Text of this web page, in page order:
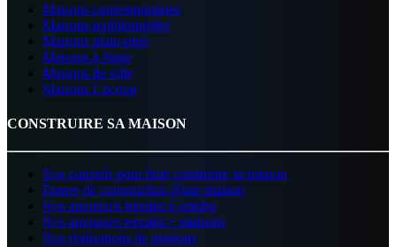
Maisons contemporaines
Maisons traditionnelles
Maisons plain-pied
Maisons à étage
Maisons de ville
Maisons Cocoon
CONSTRUIRE SA MAISON
Nos conseils pour faire construire sa maison
Étapes de construction d'une maison
Nos annonces terrains à vendre
Nos annonces terrains + maisons
Nos réalisations de maisons